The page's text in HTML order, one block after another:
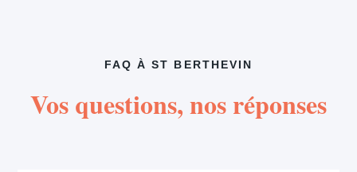
FAQ À ST BERTHEVIN
Vos questions, nos réponses